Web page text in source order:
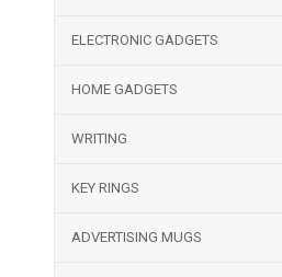
ELECTRONIC GADGETS
HOME GADGETS
WRITING
KEY RINGS
ADVERTISING MUGS